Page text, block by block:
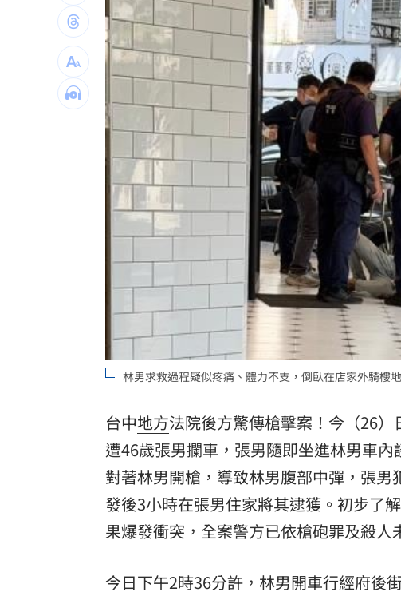
布雷克6局0失分 陳傑憲猛打率統一退富邦
交往3個月閃婚 姜厚任女友前夫身分曝光
U17男排世界賽移地訓練 主委加碼加菜金
律師+假慈濟青年吸金10億 豪宅飄鮑魚味 21:25
黃仁勳加持CPO族群狂飆！專家曝黃金買點
人妻問婆婆住院該扛嗎？網搖頭：輪不到你 21:19
台籍教師在中國被拘禁！海基會揭可能原因
20:31
LIVE三立+24小時直播 15:27
三立iNEWS新聞台線上直播 18:00
台彩父親節推新刮刮樂千萬頭獎超「爸」氣
商場戰國來臨 台中「頂奢大道」逐漸成形
「拍片人的多重宇宙」職涯論壇9/12登場！
8國球員齊聚高雄 Formosa 7s掀足球熱潮 10:00
理想混蛋號召粉絲跨海追星吃美食！ 18:15
林男求救過程疑似疼痛、體力不支，倒臥在店家外騎樓
台中地方法院後方驚傳槍擊案！今（26
遭46歲張男攔車，張男隨即坐進林男車
對著林男開槍，導致林男腹部中彈，張
發後3小時在張男住家將其逮獲。初步了
果爆發衝突，全案警方已依槍砲罪及殺
今日下午2時36分許，林男開車行經府後